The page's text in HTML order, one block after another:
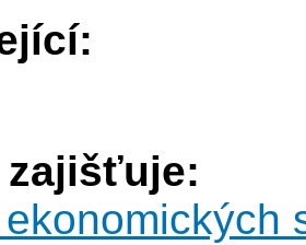
zajišťuje: